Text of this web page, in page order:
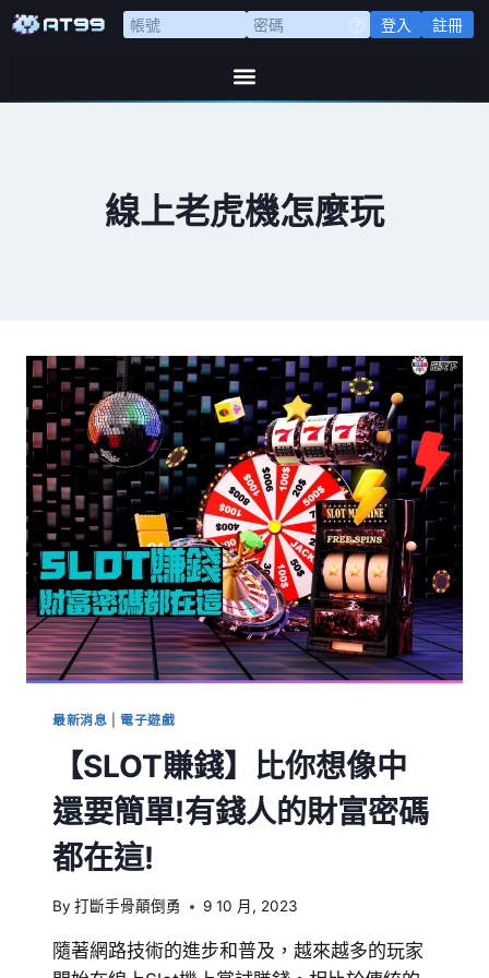
登入 註冊
線上老虎機怎麼玩
最新消息 電子遊戲
【SLOT賺錢】比你想像中
還要簡單!有錢人的財富密碼
都在這!
By 打斷手骨顛倒勇 9 10 月, 2023
隨著網路技術的進步和普及，越來越多的玩家